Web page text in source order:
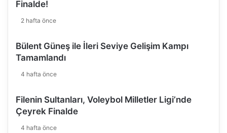
Finalde!
2 hafta önce
Bülent Güneş ile İleri Seviye Gelişim Kampı
Tamamlandı
4 hafta önce
Filenin Sultanları, Voleybol Milletler Ligi’nde
Çeyrek Finalde
4 hafta önce